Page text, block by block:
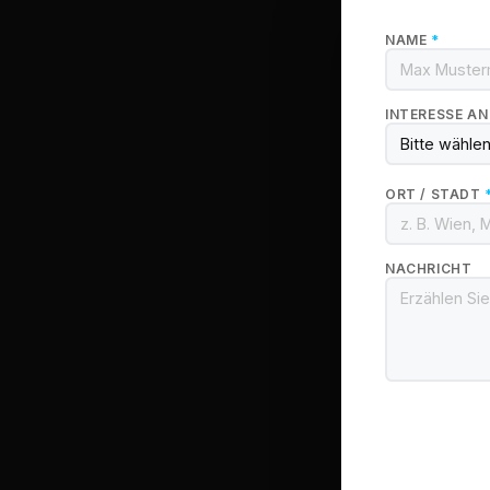
NAME *
INTERESSE
ORT / STADT
NACHRICHT